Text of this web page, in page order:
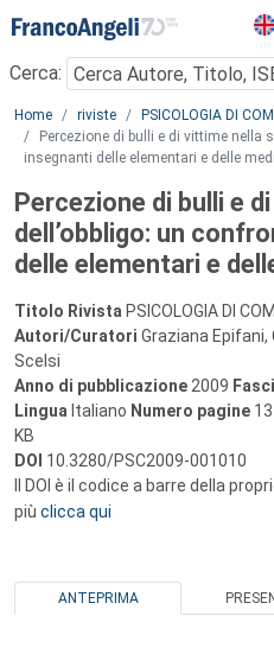
Menu
Cerca:
Main content
Home riviste PSICOLOGIA DI
Percezione di bulli e di vittime nella
insegnanti delle elementari e delle
Percezione di bulli e
dell’obbligo: un
delle elementari e
Titolo Rivista PSICOLOGIA DI
Autori/Curatori Graziana
Scelsi
Anno di pubblicazione 2009
Lingua Italiano Numero pagine 13
KB
DOI 10.3280/PSC2009-001010
Il DOI è il codice a barre della
più clicca qui
ANTEPRIMA